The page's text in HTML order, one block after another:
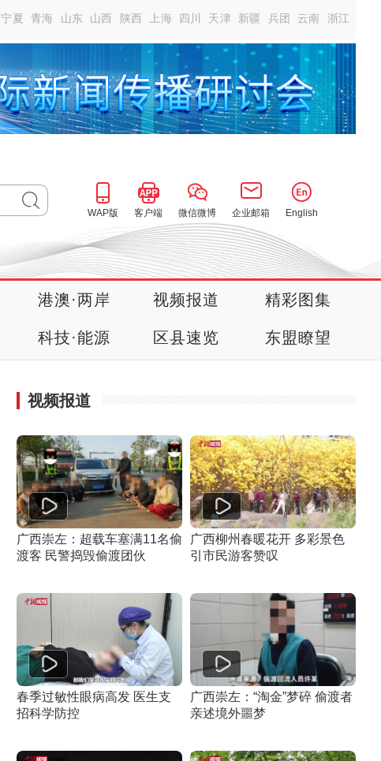
宁夏 青海 山东 山西 陕西 上海 四川 天津 新疆 兵团 云南 浙江
WAP版 客户端 微信微博 企业邮箱 English
港澳·两岸 视频报道 精彩图集
科技·能源 区县速览 东盟瞭望
视频报道
广西崇左：超载车塞满11名偷
渡客 民警捣毁偷渡团伙
广西柳州春暖花开 多彩景色
引市民游客赞叹
春季过敏性眼病高发 医生支
招科学防控
广西崇左：“淘金”梦碎 偷渡者
亲述境外噩梦